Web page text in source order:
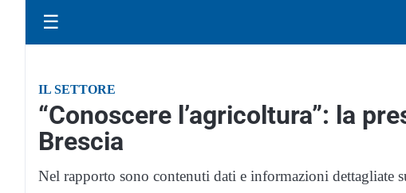
☰
IL SETTORE
“Conoscere l’agricoltura”: la
Brescia
Nel rapporto sono contenuti dati e informazioni dettagliate